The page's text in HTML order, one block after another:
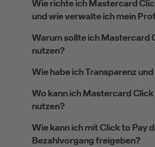
Wie richte ich Mastercard
und wie verwalte ich mein
Warum sollte ich Mastercard
nutzen?
Wie habe ich Transparenz
Wo kann ich Mastercard
nutzen?
Wie kann ich mit Click to Pay
Bezahlvorgang freigeben?